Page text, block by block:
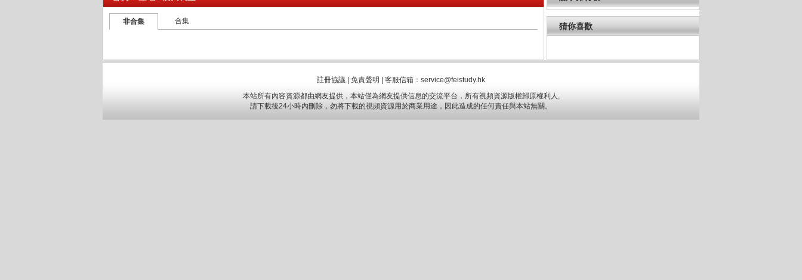
非合集 合集
猜你喜歡
註冊協議 免責聲明
客服信箱：service@feistudy.hk
本站所有內容資源都由網友提供，本站僅為網友提供信息的交流平台，所有視頻資源版權歸原權利人,
請下載後24小時內刪除，勿將下載的視頻資源用於商業用途，因此造成的任何責任與本站無關。